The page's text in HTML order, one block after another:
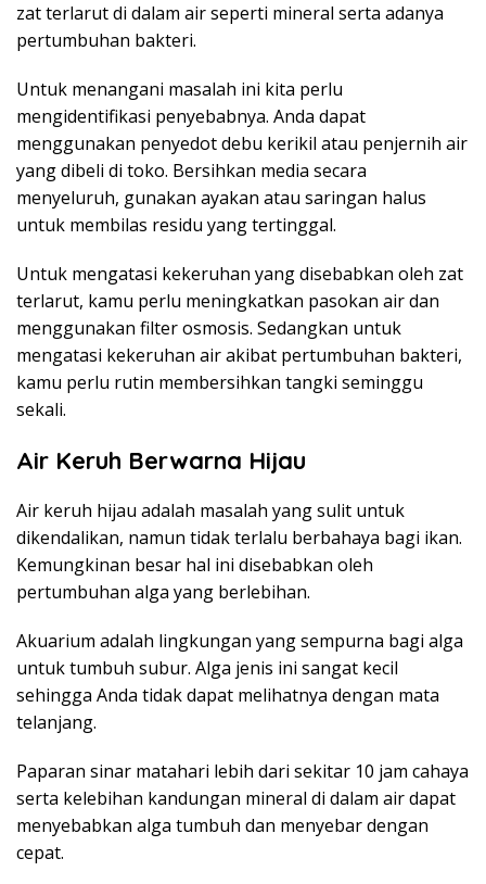
zat terlarut di dalam air seperti mineral serta adanya
pertumbuhan bakteri.
Untuk menangani masalah ini kita perlu
mengidentifikasi penyebabnya. Anda dapat
menggunakan penyedot debu kerikil atau penjernih air
yang dibeli di toko. Bersihkan media secara
menyeluruh, gunakan ayakan atau saringan halus
untuk membilas residu yang tertinggal.
Untuk mengatasi kekeruhan yang disebabkan oleh zat
terlarut, kamu perlu meningkatkan pasokan air dan
menggunakan filter osmosis. Sedangkan untuk
mengatasi kekeruhan air akibat pertumbuhan bakteri,
kamu perlu rutin membersihkan tangki seminggu
sekali.
Air Keruh Berwarna Hijau
Air keruh hijau adalah masalah yang sulit untuk
dikendalikan, namun tidak terlalu berbahaya bagi ikan.
Kemungkinan besar hal ini disebabkan oleh
pertumbuhan alga yang berlebihan.
Akuarium adalah lingkungan yang sempurna bagi alga
untuk tumbuh subur. Alga jenis ini sangat kecil
sehingga Anda tidak dapat melihatnya dengan mata
telanjang.
Paparan sinar matahari lebih dari sekitar 10 jam cahaya
serta kelebihan kandungan mineral di dalam air dapat
menyebabkan alga tumbuh dan menyebar dengan
cepat.